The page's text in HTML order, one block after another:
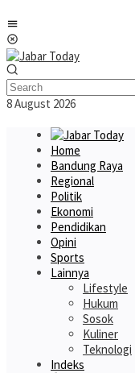
to
content
8 August 2026
Home
Bandung Raya
Regional
Politik
Ekonomi
Pendidikan
Opini
Sports
Lainnya
Lifestyle
Hukum
Sosok
Kuliner
Teknologi
Indeks